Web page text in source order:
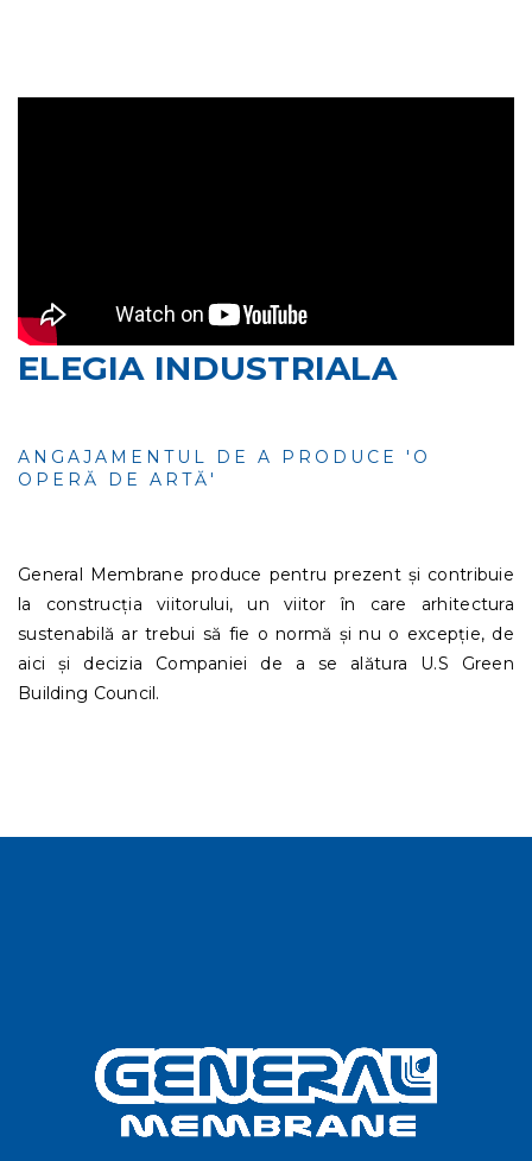
ELEGIA INDUSTRIALA
ANGAJAMENTUL DE A PRODUCE 'O
OPERĂ DE ARTĂ'
General Membrane produce pentru prezent și contribuie
la construcția viitorului, un viitor în care arhitectura
sustenabilă ar trebui să fie o normă și nu o excepție, de
aici și decizia Companiei de a se alătura U.S Green
Building Council.